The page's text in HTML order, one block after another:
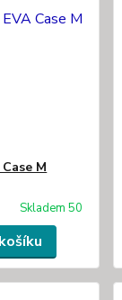
M
Skladem 50